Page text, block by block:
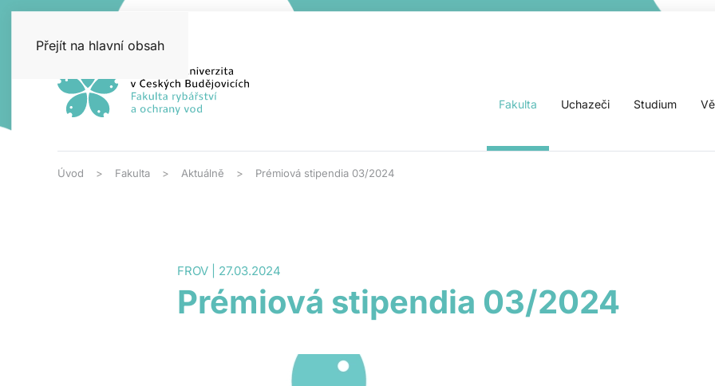
Přejít na hlavní obsah
Fakulta Uchazeči Studium
Úvod Fakulta Aktuálně Prémiová stipendia 03/2024
FROV | 27.03.2024
Prémiová stipendia 03/2024